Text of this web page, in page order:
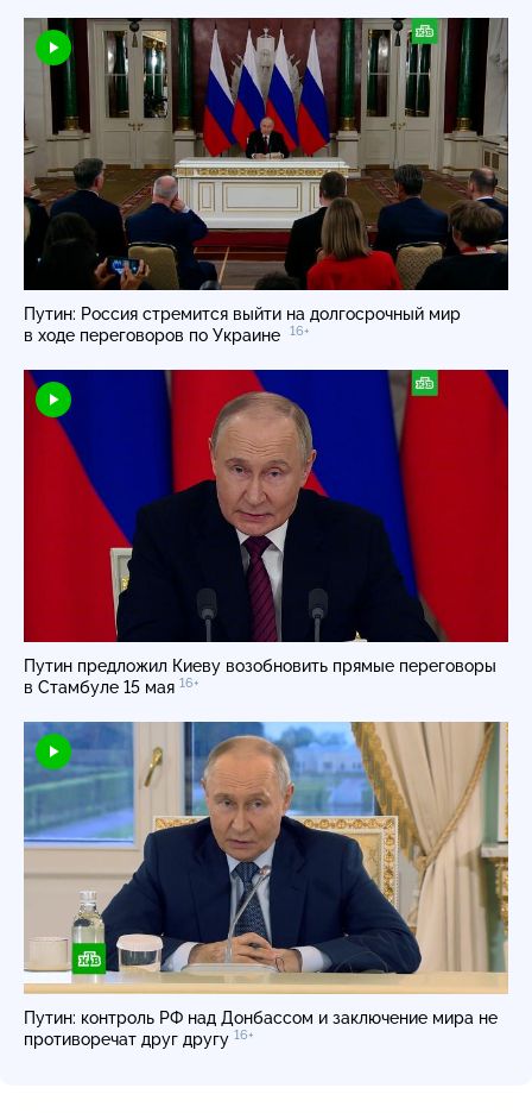
Путин: Россия стремится выйти на долгосрочный мир
в ходе переговоров по Украине
16+
Путин предложил Киеву возобновить прямые переговоры
в Стамбуле 15 мая 16+
Путин: контроль РФ над Донбассом и заключение мира не
противоречат друг другу 16+